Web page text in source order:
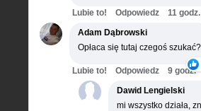
Lubie to! Odpowiedz
11 godz.
Adam Dąbrowski
Opłaca się tutaj czegoś szukać?
Lubie to! Odpowiedz
9 godz.
Dawid Lengielski
mi wszystko działa,